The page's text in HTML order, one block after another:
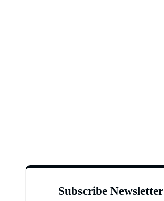
Subscribe Newsletter